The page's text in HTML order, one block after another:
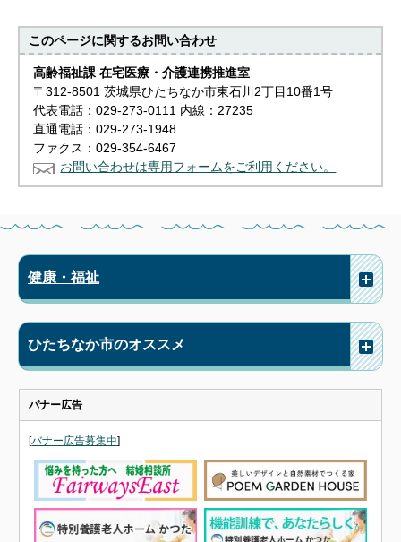
このページに関するお問い合わせ
高齢福祉課 在宅医療・介護連携推進室
〒312-8501 茨城県ひたちなか市東石川2丁目10番1号
代表電話：029-273-0111 内線：27235
直通電話：029-273-1948
ファクス：029-354-6467
お問い合わせは専用フォームをご利用ください。
健康・福祉
ひたちなか市のオススメ
バナー広告
[バナー広告募集中]